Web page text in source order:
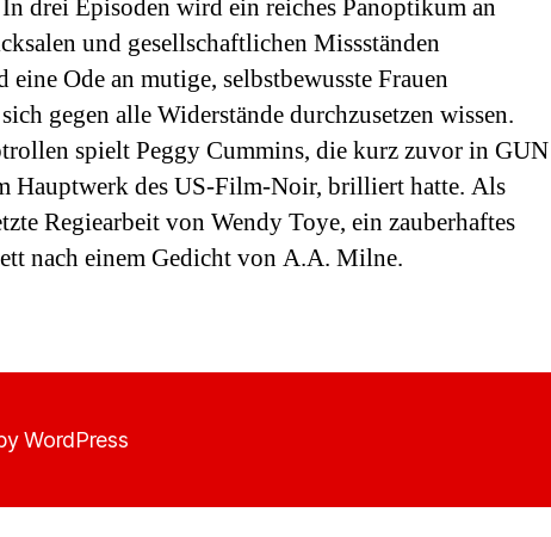
drei Episoden wird ein reiches Panoptikum an
und gesellschaftlichen Missständen
eine Ode an mutige, selbstbewusste Frauen
gegen alle Widerstände durchzusetzen wissen.
spielt Peggy Cummins, die kurz zuvor in GUN
Hauptwerk des US-Film-Noir, brilliert hatte. Als
Regiearbeit von Wendy Toye, ein zauberhaftes
nach einem Gedicht von A.A. Milne.
WordPress